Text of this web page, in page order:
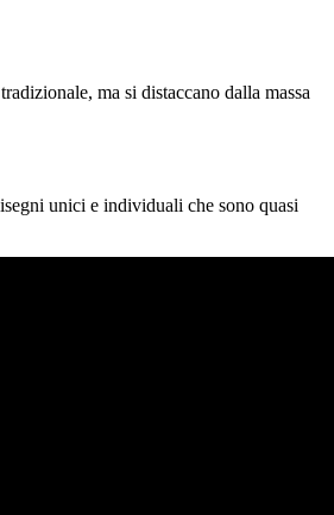
ma si distaccano dalla massa
unici e individuali che sono quasi